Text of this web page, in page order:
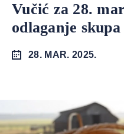
Vučić za 28.
odlaganje
28. MAR. 2025.